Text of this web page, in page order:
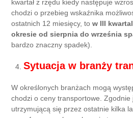
kwartał z rzędu kiedy następuje
chodzi o przebieg wskaźnika
ostatnich 12 miesięcy, tow III
okresie od sierpnia do września
bardzo znaczny spadek).
Sytuacja w branży
W określonych branżach mogą
chodzi o ceny transportowe. Zgodnie
utrzymującą się przez ostatnie kilka